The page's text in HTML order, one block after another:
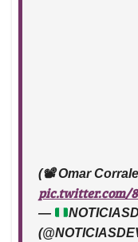
(📽️ Omar
pic.twitter.com/
—